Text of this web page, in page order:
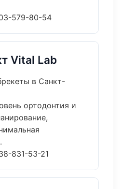
579-80-54
Vital Lab
в Санкт-
ортодонтия и
831-53-21